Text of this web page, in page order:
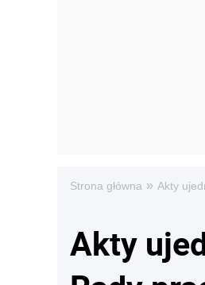
Strona główna » Akty
Akty